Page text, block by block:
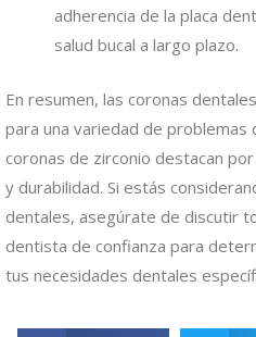
adherencia de la placa
salud bucal a largo plazo.
En resumen, las coronas
para una variedad de problemas
coronas de zirconio destacan
y durabilidad. Si estás
dentales, asegúrate de discutir
dentista de confianza para
tus necesidades dentales